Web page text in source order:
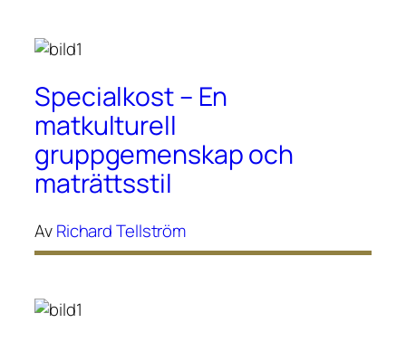
Specialkost – En
matkulturell
gruppgemenskap och
maträttsstil
AvRichard Tellström